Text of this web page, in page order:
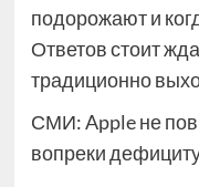
подорожают и
Ответов стоит
традиционно
СМИ: Apple не
вопреки